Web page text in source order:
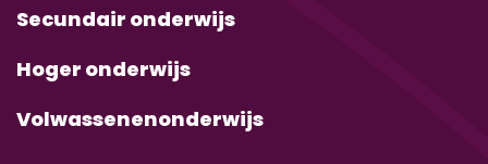
Secundair onderwijs
Hoger onderwijs
Volwassenenonderwijs